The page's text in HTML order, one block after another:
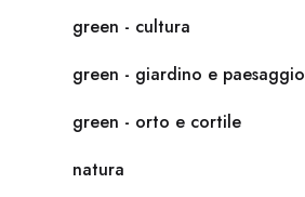
green - cultura
green - giardino e paesaggio
green - orto e cortile
natura